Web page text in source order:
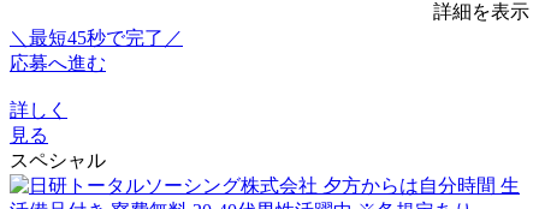
詳細を表示
＼最短45秒で完了／
応募へ進む
詳しく
見る
スペシャル